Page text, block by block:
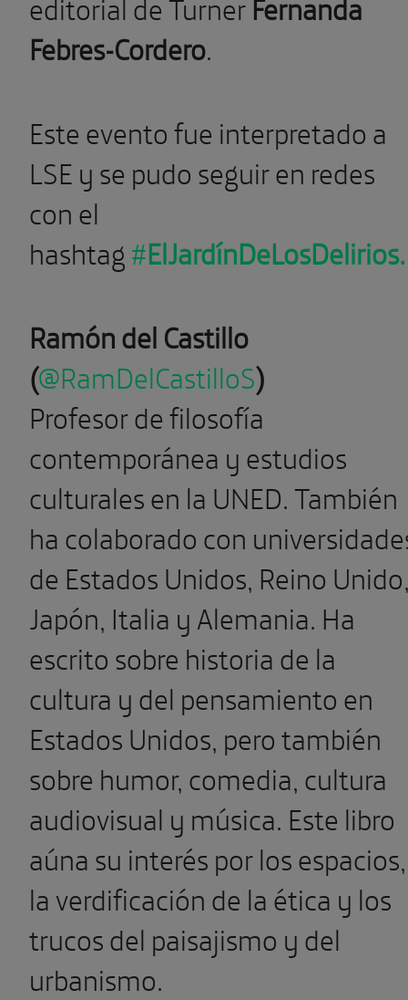
Febres-Cordero.
Este evento fue interpretado a
LSE y se pudo seguir en redes
con el
hashtag#ElJardínDeLosDelirios.
Ramón del Castillo
(@RamDelCastilloS)
Profesor de filosofía
contemporánea y estudios
culturales en la UNED. También
ha colaborado con
de Estados Unidos, Reino
Japón, Italia y Alemania. Ha
escrito sobre historia de la
cultura y del pensamiento en
Estados Unidos, pero también
sobre humor, comedia, cultura
audiovisual y música. Este libro
aúna su interés por los espacios,
la verdificación de la ética y los
trucos del paisajismo y del
urbanismo.